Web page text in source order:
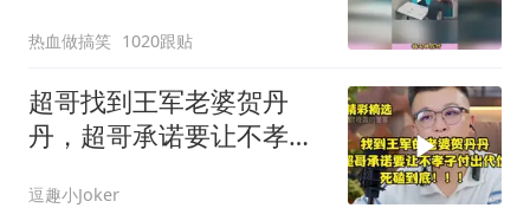
热血做搞笑 1020跟贴
超哥找到王军老婆贺丹
丹，超哥承诺要让不孝子
逗趣小Joker